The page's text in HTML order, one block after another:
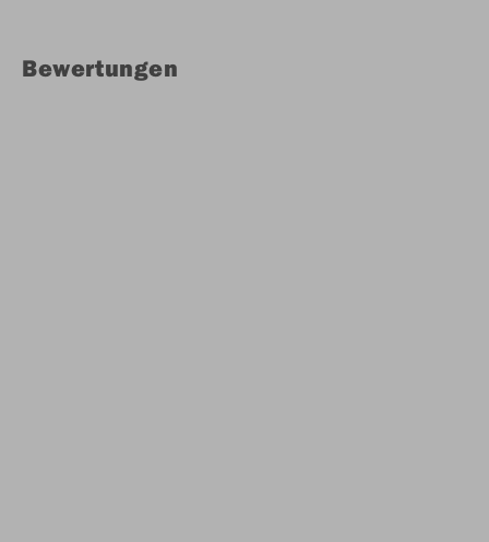
Bewertungen